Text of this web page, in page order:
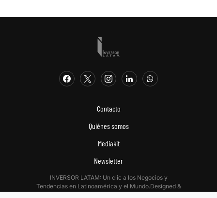
Contacto
Quiénes somos
Mediakit
Newsletter
INVERSOR LATAM: Un clic a los Negocios y
Tendencias en Latinoamérica y el Mundo.Designed &